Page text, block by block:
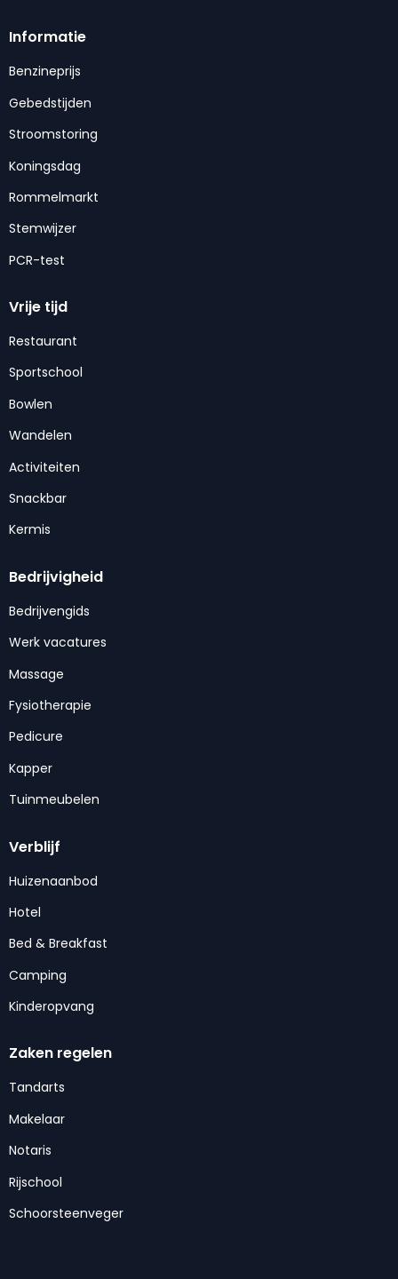
Informatie
Benzineprijs
Gebedstijden
Stroomstoring
Koningsdag
Rommelmarkt
Stemwijzer
PCR-test
Vrije tijd
Restaurant
Sportschool
Bowlen
Wandelen
Activiteiten
Snackbar
Kermis
Bedrijvigheid
Bedrijvengids
Werk vacatures
Massage
Fysiotherapie
Pedicure
Kapper
Tuinmeubelen
Verblijf
Huizenaanbod
Hotel
Bed & Breakfast
Camping
Kinderopvang
Zaken regelen
Tandarts
Makelaar
Notaris
Rijschool
Schoorsteenveger